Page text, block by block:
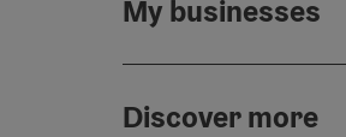
My businesses
Discover more